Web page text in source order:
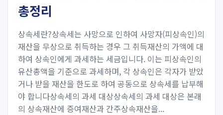
총정리
상속세란?상속세는 사망으로 인하여 사망자(피상속인)의
재산을 무상으로 취득하는 경우 그 취득재산의 가액에 대
하여 상속인에게 과세하는 세금입니다. 이는 피상속인의
유산총액을 기준으로 과세하며, 각 상속인은 각자가 받았
거나 받을 재산을 한도로 하여 공동으로 상속세를 납부해
야 합니다상속세의 과세 대상상속세의 과세 대상은 본래
의 상속재산에 증여재산과 간주상속재산을...